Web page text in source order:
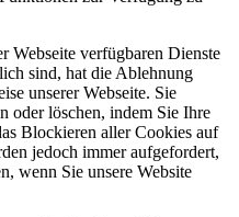
Webseite verfügbaren Dienste
sind, hat die Ablehnung
unserer Webseite. Sie
oder löschen, indem Sie Ihre
Blockieren aller Cookies auf
jedoch immer aufgefordert,
wenn Sie unsere Website